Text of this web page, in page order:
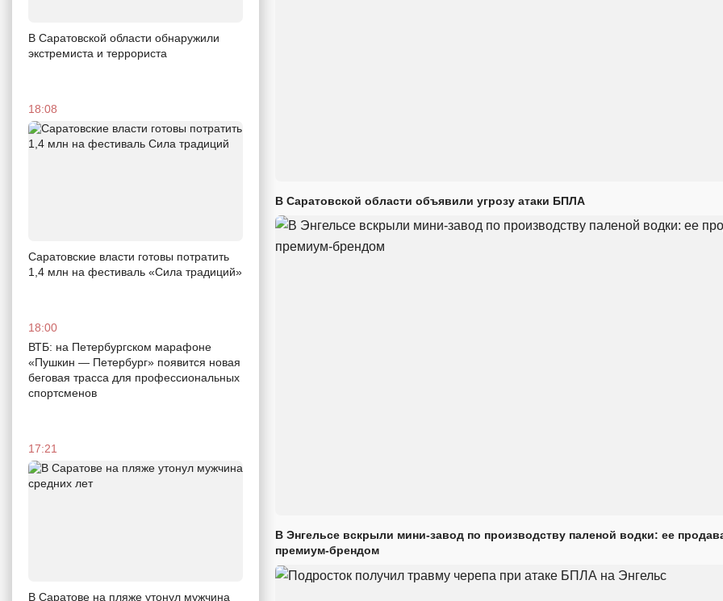
В Саратовской области обнаружили
экстремиста и террориста
18:08
Саратовские власти готовы потратить
1,4 млн на фестиваль «Сила традиций»
18:00
ВТБ: на Петербургском марафоне
«Пушкин — Петербург» появится новая
беговая трасса для профессиональных
спортсменов
17:21
В Саратове на пляже утонул мужчина
В Саратовской области объявили угрозу атаки БПЛА
В Энгельсе вскрыли мини-завод по производству паленой водки: ее
премиум-брендом